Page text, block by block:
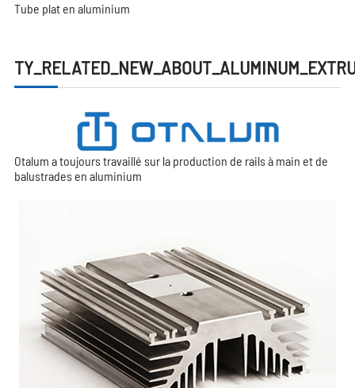
Tube plat en aluminium
Otalum a toujours travaillé sur la production de rails à main et de
balustrades en aluminium